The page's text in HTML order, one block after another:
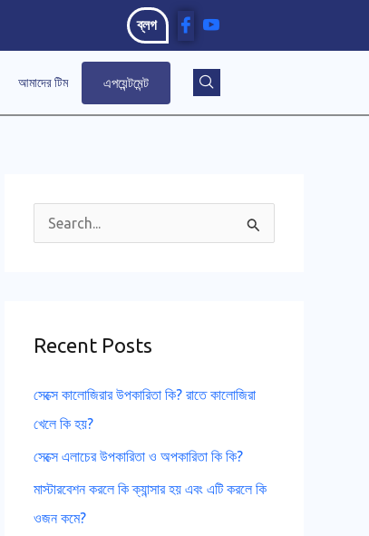
ব্লগ
আমাদের টিম এপয়েন্টমেন্ট
c
f
o
r
:
Recent Posts
সেক্সে কালোজিরার উপকারিতা কি? রাতে কালোজিরা
খেলে কি হয়?
সেক্সে এলাচের উপকারিতা ও অপকারিতা কি কি?
মাস্টারবেশন করলে কি ক্যান্সার হয় এবং এটি করলে কি
ওজন কমে?